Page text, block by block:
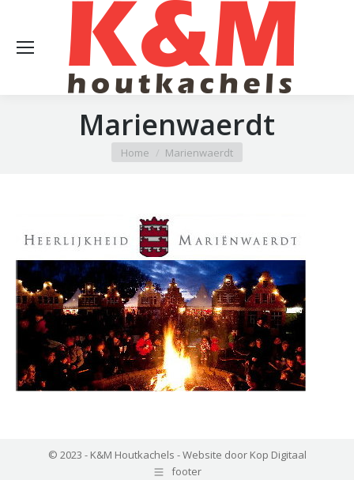
Marienwaerdt
Je bent hier:
Home Marienwaerdt
© 2023 - K&M Houtkachels -Website door Kop Digitaal
footer